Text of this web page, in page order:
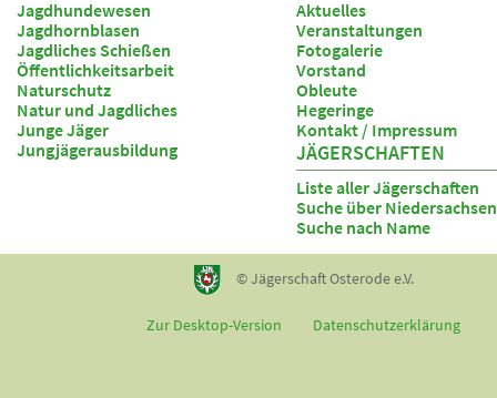
Jagdhundewesen
Jagdhornblasen
Jagdliches Schießen
Öffentlichkeitsarbeit
Naturschutz
Natur und Jagdliches
Junge Jäger
Jungjägerausbildung
Aktuelles
Veranstaltungen
Fotogalerie
Vorstand
Obleute
Hegeringe
Kontakt / Impressum
JÄGERSCHAFTEN
Liste aller Jägerschaften
Suche über
Suche nach Name
© Jägerschaft Osterode e.V.
Zur Desktop-Version Datenschutzerklärung